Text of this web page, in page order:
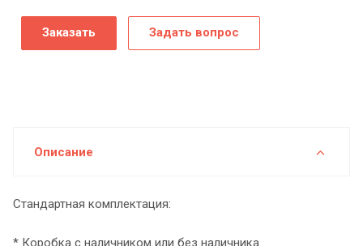
Заказать Задать вопрос
Описание
Стандартная комплектация:
* Коробка с наличником или без наличника